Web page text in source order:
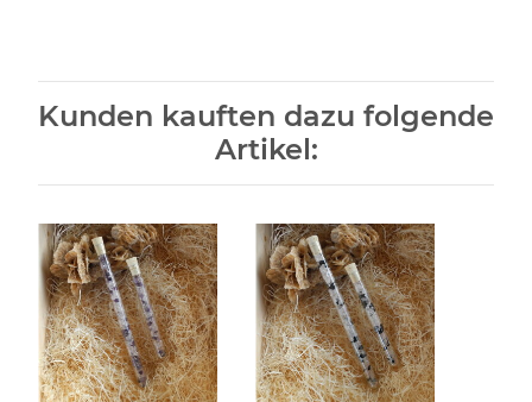
Kunden kauften dazu folgende
Artikel: